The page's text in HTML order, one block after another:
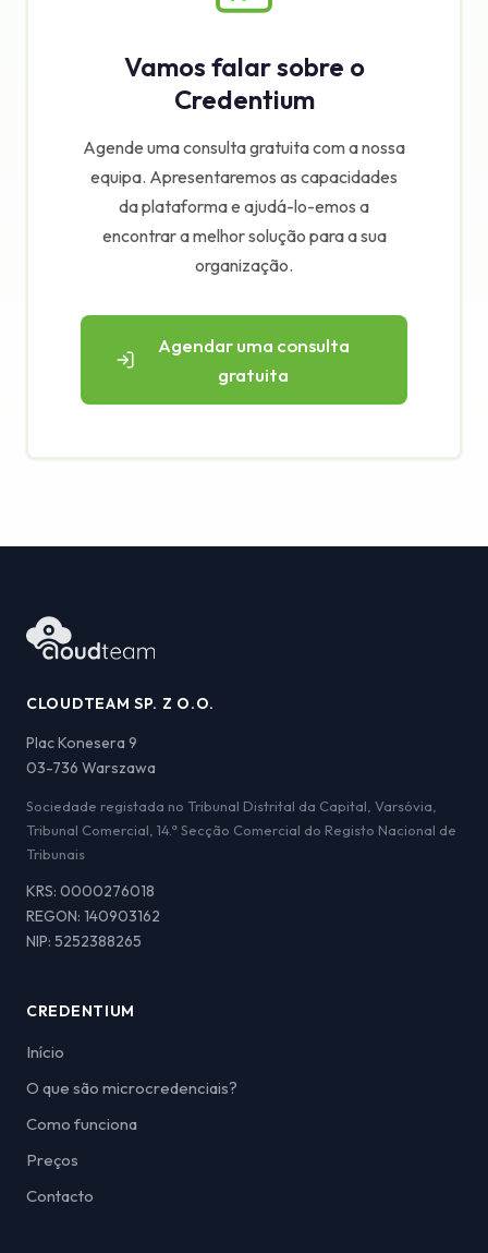
Vamos falar sobre o
Credentium
Agende uma consulta gratuita com a nossa
equipa. Apresentaremos as capacidades
da plataforma e ajudá-lo-emos a
encontrar a melhor solução para a sua
organização.
Agendar uma consulta
gratuita
CLOUDTEAM SP. Z O.O.
Plac Konesera 9
03-736 Warszawa
Sociedade registada no Tribunal Distrital da Capital, Varsóvia,
Tribunal Comercial, 14.ª Secção Comercial do Registo Nacional de
Tribunais
KRS: 0000276018
REGON: 140903162
NIP: 5252388265
CREDENTIUM
Início
O que são microcredenciais?
Como funciona
Preços
Contacto